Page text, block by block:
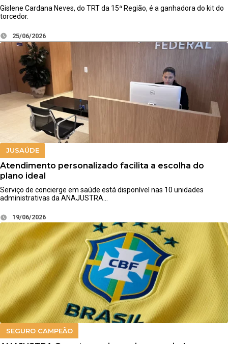
Gislene Cardana Neves, do TRT da 15ª Região, é a ganhadora do kit do
torcedor.
25/06/2026
JUSAÚDE
Atendimento personalizado facilita a escolha do
plano ideal
Serviço de concierge em saúde está disponível nas 10 unidades
administrativas da ANAJUSTRA…
19/06/2026
SEGURO CAMPEÃO